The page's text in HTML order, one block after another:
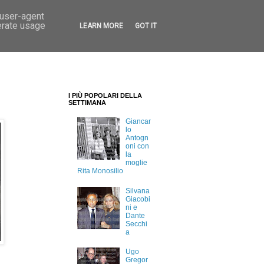
I PIÙ POPOLARI DELLA
SETTIMANA
Giancar
lo
Antogn
oni con
la
moglie
Rita Monosilio
Silvana
Giacobi
ni e
Dante
Secchi
a
Ugo
Gregor
agent
usage
LEARN MORE GOT IT